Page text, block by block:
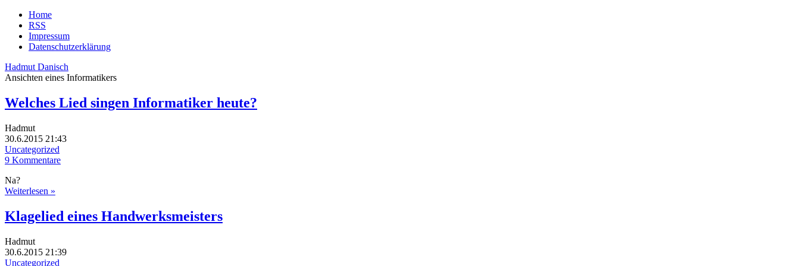
Home
RSS
Impressum
Datenschutzerklärung
Hadmut Danisch
Ansichten eines Informatikers
Welches Lied singen Informatiker heute?
Hadmut
30.6.2015 21:43
Uncategorized
9 Kommentare
Na?
Weiterlesen »
Klagelied eines Handwerksmeisters
Hadmut
30.6.2015 21:39
Uncategorized